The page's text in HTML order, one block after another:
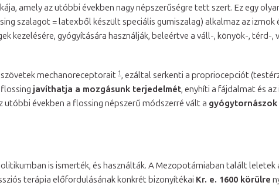
amely az utóbbi években nagy népszerűségre tett szert. Ez egy
szalagot = latexből készült speciális gumiszalag) alkalmaz az izmok
kezelésére, gyógyítására használják, beleértve a váll-, könyök-, térd-,
szövetek mechanoreceptorait 1, ezáltal serkenti a propriocepciót
javíthatja a mozgásunk terjedelmét, enyhíti a fájdalmat és
években a flossing népszerű módszerré vált a gyógytornászok
is ismerték, és használták. A Mezopotámiaban talált leletek
terápia előfordulásának konkrét bizonyítékai Kr. e. 1600 körülre